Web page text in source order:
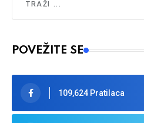
Type 2 or more characters for
POVEŽITE SE
109,624 Pratilaca